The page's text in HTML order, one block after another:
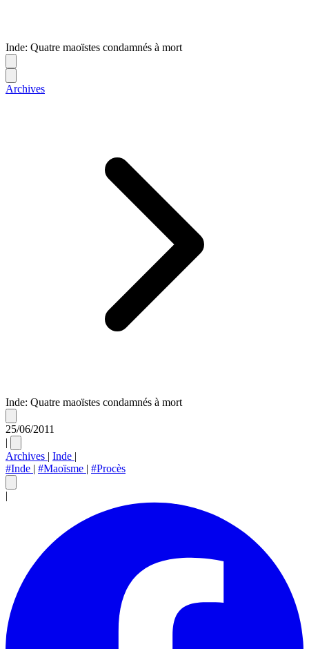
Inde: Quatre maoïstes condamnés à mort
Archives
Inde: Quatre maoïstes condamnés à mort
25/06/2011
|
Archives | Inde |
#Inde | #Maoïsme | #Procès
|